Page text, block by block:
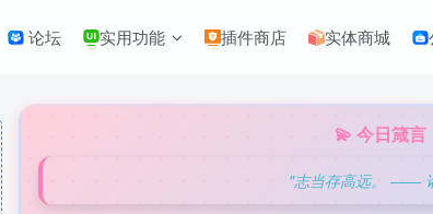
论坛 实用功能 插件商店 实体商城
💫 今日箴言
"志当存高远。 ——